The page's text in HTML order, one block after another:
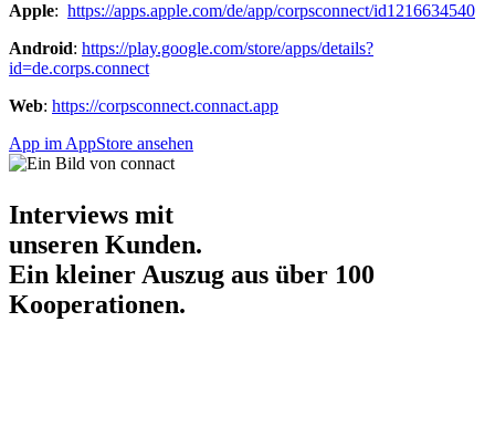
Apple: https://apps.apple.com/de/app/corpsconnect/id1216634540
Android: https://play.google.com/store/apps/details?
id=de.corps.connect
Web: https://corpsconnect.connact.app
App im AppStore ansehen
Interviews mit
unseren Kunden.
Ein kleiner Auszug aus über 100
Kooperationen.